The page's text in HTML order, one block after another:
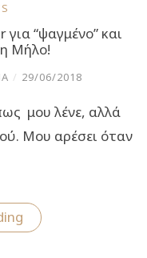
“ψαγμένο” και
Μήλο!
/ 29/06/2018
μου λένε, αλλά
Μου αρέσει όταν
“Οι
προτάσεις